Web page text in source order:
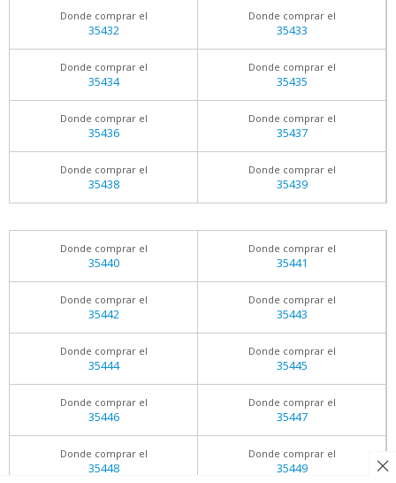
Donde comprar el
35432
Donde comprar el
35433
Donde comprar el
35434
Donde comprar el
35435
Donde comprar el
35436
Donde comprar el
35437
Donde comprar el
35438
Donde comprar el
35439
Donde comprar el
35440
Donde comprar el
35441
Donde comprar el
35442
Donde comprar el
35443
Donde comprar el
35444
Donde comprar el
35445
Donde comprar el
35446
Donde comprar el
35447
Donde comprar el
35448
Donde comprar el
35449